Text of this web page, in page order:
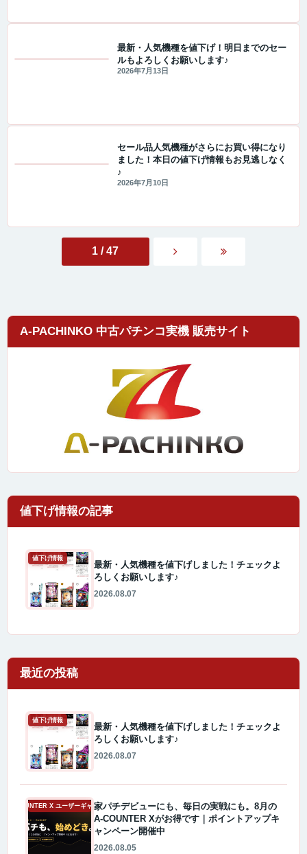
最新・人気機種を値下げ！明日までのセー
ルもよろしくお願いします♪
2026年7月13日
セール品人気機種がさらにお買い得になり
ました！本日の値下げ情報もお見逃しなく
♪
2026年7月10日
1 / 47
A-PACHINKO 中古パチンコ実機 販売サイト
値下げ情報
最新・人気機種を値下げしました！チェックよ
ろしくお願いします♪
2026.08.07
最近の投稿
値下げ情報
最新・人気機種を値下げしました！チェックよ
ろしくお願いします♪
2026.08.07
A-COUNTER X ユーザーギャラリー家パチデビューにも、毎日の実戦にも。8月の
A-COUNTER Xがお得です｜ポイントアップキ
ャンペーン開催中
2026.08.05